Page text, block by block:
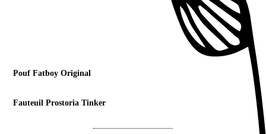
Pouf Fatboy Original
Fauteuil Prostoria Tinker